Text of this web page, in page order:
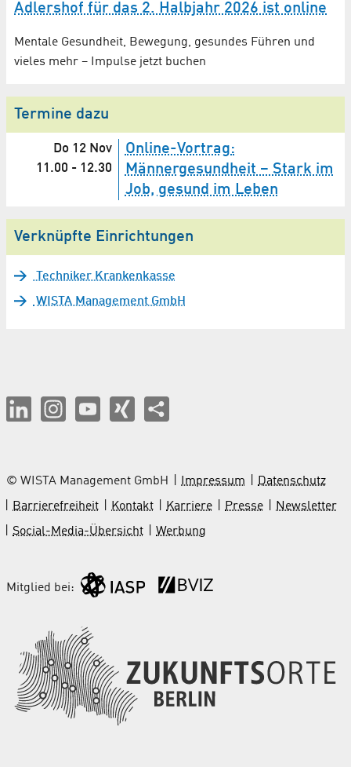
Adlershof für das 2. Halbjahr 2026 ist online
Mentale Gesundheit, Bewegung, gesundes Führen und
vieles mehr – Impulse jetzt buchen
Termine dazu
Do 12 Nov
11.00 - 12.30
Online-Vortrag:
Männergesundheit – Stark im
Job, gesund im Leben
Verknüpfte Einrichtungen
Techniker Krankenkasse
WISTA Management GmbH
© WISTA Management GmbH Impressum
Datenschutz
Barrierefreiheit
Kontakt Karriere Presse
Newsletter
Social-Media-Übersicht
Werbung
Mitglied bei: